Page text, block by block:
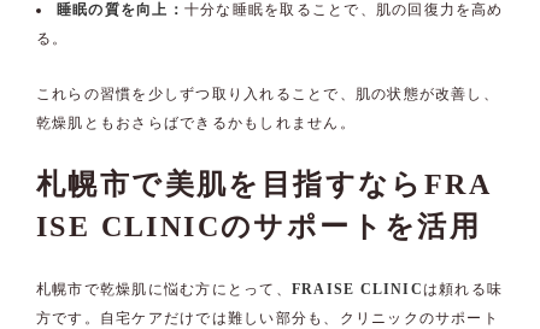
睡眠の質を向上： 十分な睡眠を取ることで、肌の回復力を高め
る。
これらの習慣を少しずつ取り入れることで、肌の状態が改善し、
乾燥肌ともおさらばできるかもしれません。
札幌市で美肌を目指すならFRA
ISE CLINICのサポートを活用
札幌市で乾燥肌に悩む方にとって、 FRAISE CLINICは頼れる味
方です。自宅ケアだけでは難しい部分も、クリニックのサポート